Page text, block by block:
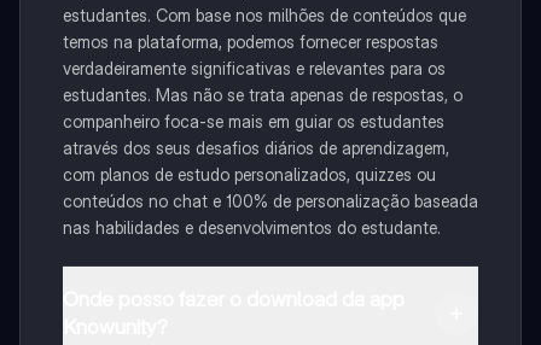
estudantes. Com base nos milhões de conteúdos que
temos na plataforma, podemos fornecer respostas
verdadeiramente significativas e relevantes para os
estudantes. Mas não se trata apenas de respostas, o
companheiro foca-se mais em guiar os estudantes
através dos seus desafios diários de aprendizagem,
com planos de estudo personalizados, quizzes ou
conteúdos no chat e 100% de personalização baseada
nas habilidades e desenvolvimentos do estudante.